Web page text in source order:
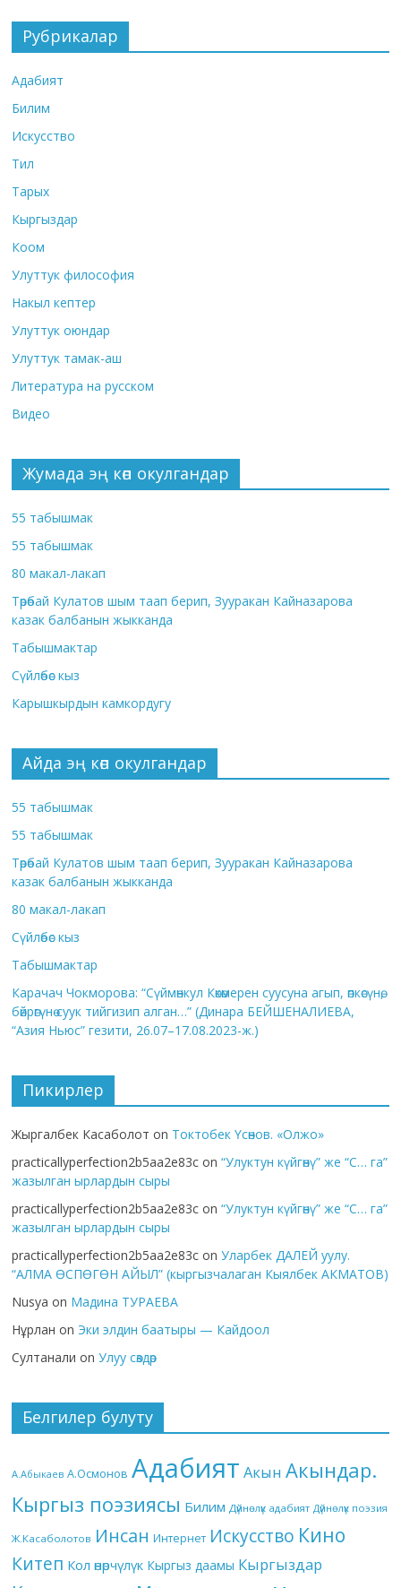
Рубрикалар
Адабият
Билим
Искусство
Тил
Тарых
Кыргыздар
Коом
Улуттук философия
Накыл кептер
Улуттук оюндар
Улуттук тамак-аш
Литература на русском
Видео
Жумада эң көп окулгандар
55 табышмак
55 табышмак
80 макал-лакап
Төрөбай Кулатов шым таап берип, Зууракан Кайназарова
казак балбанын жыкканда
Табышмактар
Сүйлөбөс кыз
Карышкырдын камкордугу
Айда эң көп окулгандар
55 табышмак
55 табышмак
Төрөбай Кулатов шым таап берип, Зууракан Кайназарова
казак балбанын жыкканда
80 макал-лакап
Сүйлөбөс кыз
Табышмактар
Карачач Чокморова: “Сүймөнкул Көкөмерен суусуна агып, өпкөсүнө,
бөйрөгүнө суук тийгизип алган…” (Динара БЕЙШЕНАЛИЕВА,
“Азия Ньюс” гезити, 26.07–17.08.2023-ж.)
Пикирлер
Жыргалбек Касаболот on Токтобек Үсөнов. «Олжо»
practicallyperfection2b5aa2e83c on“Улуктун күйгөнү” же “С… га”
жазылган ырлардын сыры
practicallyperfection2b5aa2e83c on“Улуктун күйгөнү” же “С… га”
жазылган ырлардын сыры
practicallyperfection2b5aa2e83c onУларбек ДАЛЕЙ уулу.
“АЛМА ӨСПӨГӨН АЙЫЛ” (кыргызчалаган Кыялбек АКМАТОВ)
Nusya on Мадина ТУРАЕВА
Нұрлан on Эки элдин баатыры — Кайдоол
Султанали onУлуу сөздөр
Белгилер булуту
А.Абыкаев А.Осмонов Адабият Акын Акындар.
Кыргыз поэзиясы Билим Дүйнөлүк адабият Дүйнөлүк поэзия
Ж.Касаболотов Инсан Интернет Искусство Кино
Китеп Кол өнөрчүлүк Кыргыз даамы Кыргыздар